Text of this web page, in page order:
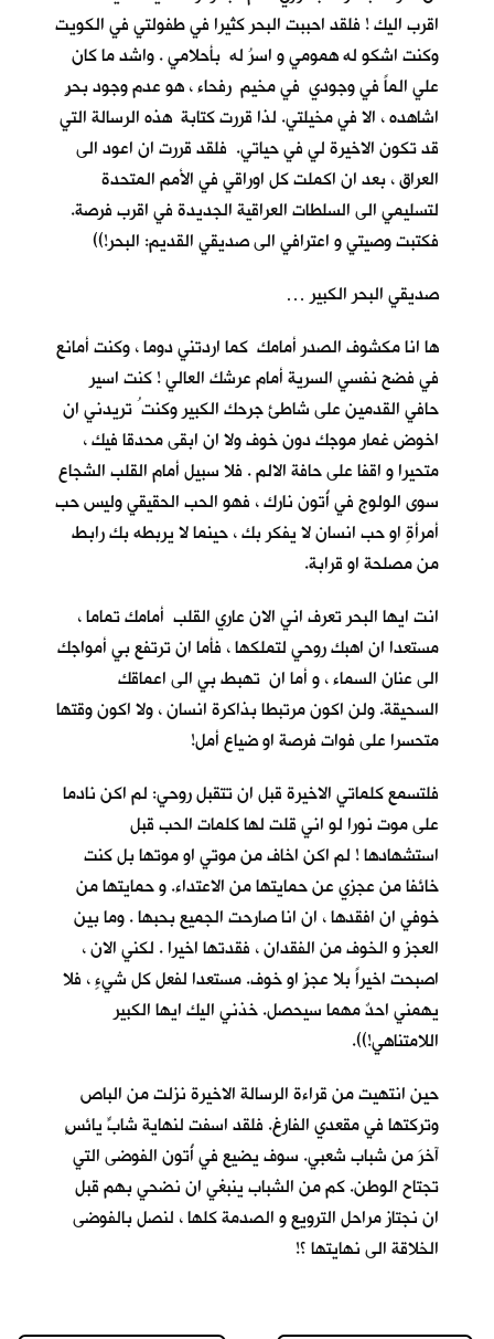
اقرب اليك ! فلقد احببت البحر كثيرا في طفولتي في الكويت
وكنت اشكو له همومي و اسرُ له بأحلامي . واشد ما كان
علي الماً في وجودي في مخيم رفحاء ، هو عدم وجود بحرٍ
اشاهده ، الا في مخيلتي. لذا قررت كتابة هذه الرسالة التي
قد تكون الاخيرة لي في حياتي. فلقد قررت ان اعود الى
العراق ، بعد ان اكملت كل اوراقي في الأمم المتحدة
لتسليمي الى السلطات العراقية الجديدة في اقرب فرصة.
فكتبت وصيتي و اعترافي الى صديقي القديم: البحر!))
صديقي البحر الكبير …
ها انا مكشوف الصدر أمامك كما اردتني دوما ، وكنت أمانع
في فضح نفسي السرية أمام عرشك العالي ! كنت اسير
حافي القدمين على شاطئ جرحك الكبير وكنت ُ تريدني ان
اخوض غمار موجك دون خوف ولا ان ابقى محدقا فيك ،
متحيرا و اقفا على حافة الالم . فلا سبيل أمام القلب الشجاع
سوى الولوج في أُتون نارك ، فهو الحب الحقيقي وليس حب
أمرأةٍ او حب انسان لا يفكر بك ، حينما لا يربطه بك رابط
من مصلحة او قرابة.
انت ايها البحر تعرف اني الان عاري القلب أمامك تماما ،
مستعدا ان اهبك روحي لتملكها ، فأما ان ترتفع بي أمواجك
الى عنان السماء ، و أما ان تهبط بي الى اعماقك
السحيقة. ولن اكون مرتبطا بذاكرة انسان ، ولا اكون وقتها
متحسرا على فوات فرصة او ضياع أمل!
فلتسمع كلماتي الاخيرة قبل ان تتقبل روحي: لم اكن نادما
على موت نورا لو اني قلت لها كلمات الحب قبل
استشهادها ! لم اكن اخاف من موتي او موتها بل كنت
خائفا من عجزي عن حمايتها من الاعتداء. و حمايتها من
خوفي ان افقدها ، ان انا صارحت الجميع بحبها . وما بين
العجز و الخوف من الفقدان ، فقدتها اخيرا . لكني الان ،
اصبحت اخيراً بلا عجزٍ او خوف. مستعدا لفعل كل شيءٍ ، فلا
يهمني احدٌ مهما سيحصل. خذني اليك ايها الكبير
اللامتناهي!)).
حين انتهيت من قراءة الرسالة الاخيرة نزلت من الباص
وتركتها في مقعدي الفارغ. فلقد اسفت لنهاية شابٍّ يائسٍ
آخرَ من شباب شعبي. سوف يضيع في أُتون الفوضى التي
تجتاح الوطن. كم من الشباب ينبغي ان نضحي بهم قبل
ان نجتاز مراحل الترويع و الصدمة كلها ، لنصل بالفوضى
الخلاقة الى نهايتها ؟!